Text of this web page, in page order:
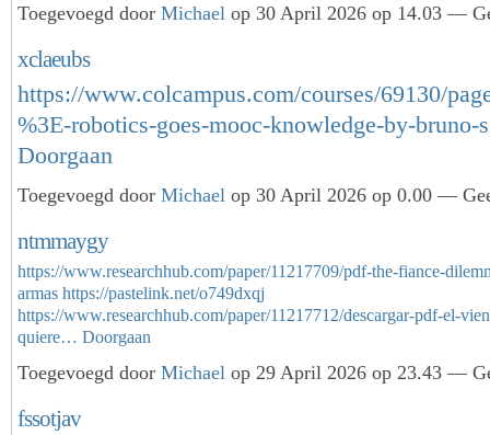
Toegevoegd door Michael op 30 April 2026 op 14.03 —
xclaeubs
https://www.colcampus.com/courses/69130/
%3E-robotics-goes-mooc-knowledge-by-
Doorgaan
Toegevoegd door Michael op 30 April 2026 op 0.00 —
ntmmaygy
https://www.researchhub.com/paper/11217709/pdf-the-fiance-
armas https://pastelink.net/o749dxqj
https://www.researchhub.com/paper/11217712/descargar-pdf-el-
quiere… Doorgaan
Toegevoegd door Michael op 29 April 2026 op 23.43 —
fssotjav